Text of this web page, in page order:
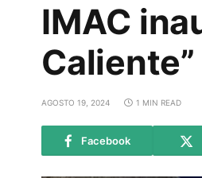
IMAC
AGOSTO 19, 2024 1 MIN READ
Facebook